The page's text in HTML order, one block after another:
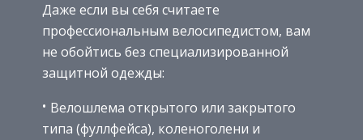
Даже если вы себя считаете
профессиональным велосипедистом, вам
не обойтись без специализированной
защитной одежды:
Велошлема открытого или закрытого
типа (фуллфейса), коленоголени и